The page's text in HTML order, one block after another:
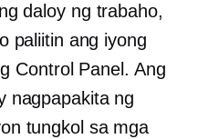
daloy ng trabaho,
paliitin ang iyong
Control Panel. Ang
nagpapakita ng
tungkol sa mga